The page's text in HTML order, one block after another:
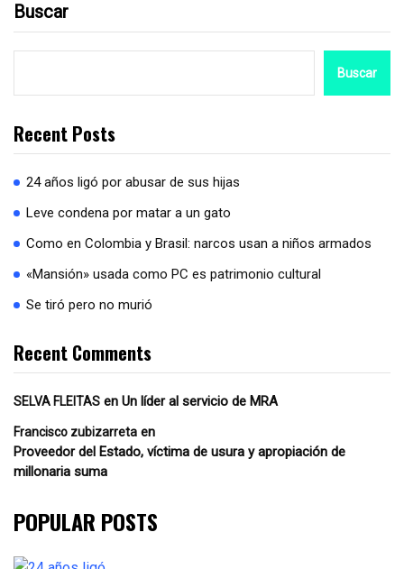
Buscar
Buscar
Recent Posts
24 años ligó por abusar de sus hijas
Leve condena por matar a un gato
Como en Colombia y Brasil: narcos usan a niños armados
«Mansión» usada como PC es patrimonio cultural
Se tiró pero no murió
Recent Comments
SELVA FLEITAS en Un líder al servicio de MRA
Francisco zubizarreta en
Proveedor del Estado, víctima de usura y apropiación de
millonaria suma
POPULAR POSTS